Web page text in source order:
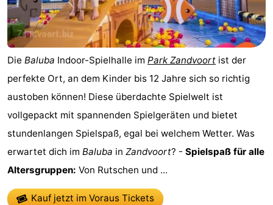
Die Baluba Indoor-Spielhalle im Park Zandvoort ist der
perfekte Ort, an dem Kinder bis 12 Jahre sich so richtig
austoben können! Diese überdachte Spielwelt ist
vollgepackt mit spannenden Spielgeräten und bietet
stundenlangen Spielspaß, egal bei welchem Wetter. Was
erwartet dich im Baluba in Zandvoort? - Spielspaß für alle
Altersgruppen: Von Rutschen und ...
Kauf jetzt im Voraus Tickets